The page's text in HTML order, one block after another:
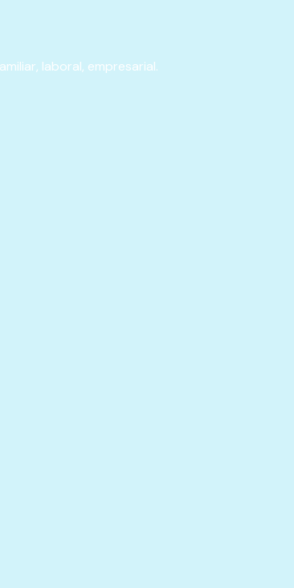
laboral, empresarial.​